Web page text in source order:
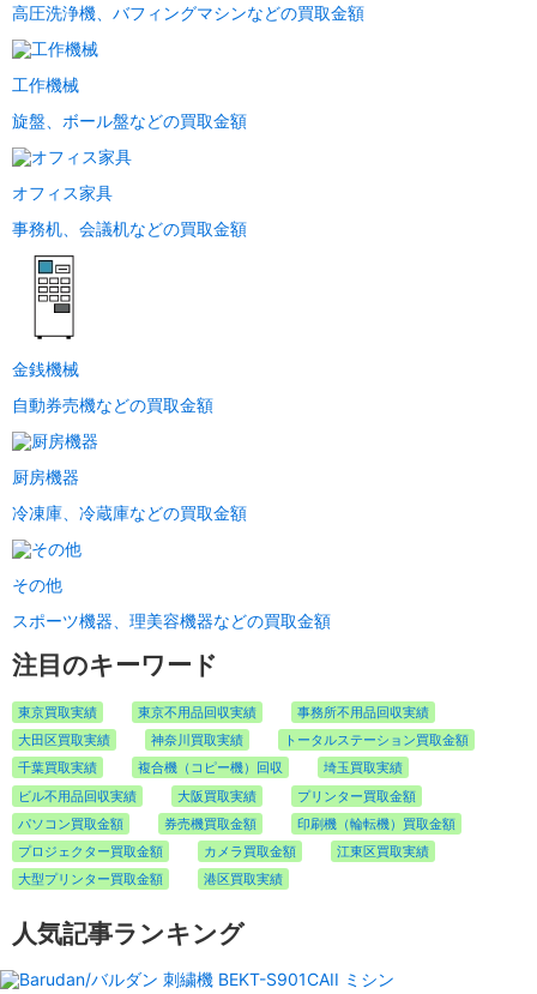
高圧洗浄機、バフィングマシンなどの買取金額
工作機械
旋盤、ボール盤などの買取金額
オフィス家具
事務机、会議机などの買取金額
金銭機械
自動券売機などの買取金額
厨房機器
冷凍庫、冷蔵庫などの買取金額
その他
スポーツ機器、理美容機器などの買取金額
注目のキーワード
東京買取実績 東京不用品回収実績
事務所不用品回収実績
大田区買取実績
神奈川買取実績
トータルステーション買取金額
千葉買取実績
複合機（コピー機）回収
埼玉買取実績
ビル不用品回収実績
大阪買取実績
プリンター買取金額
パソコン買取金額
券売機買取金額
印刷機（輪転機）買取金額
プロジェクター買取金額
カメラ買取金額
江東区買取実績
大型プリンター買取金額
港区買取実績
人気記事ランキング